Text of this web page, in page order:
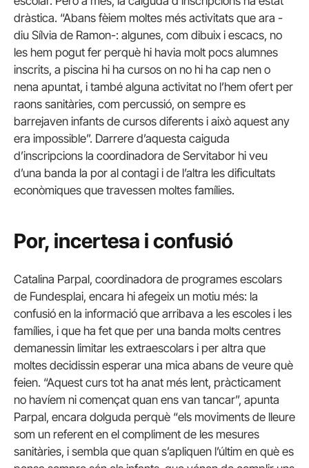
dràstica. “Abans fèiem moltes més activitats que ara -
diu Sílvia de Ramon-: algunes, com dibuix i escacs, no
les hem pogut fer perquè hi havia molt pocs alumnes
inscrits, a piscina hi ha cursos on no hi ha cap nen o
nena apuntat, i també alguna activitat no l’hem ofert per
raons sanitàries, com percussió, on sempre es
barrejaven infants de cursos diferents i això aquest any
era impossible”. Darrere d’aquesta caiguda
d’inscripcions la coordinadora de Servitabor hi veu
d’una banda la por al contagi i de l’altra les dificultats
econòmiques que travessen moltes famílies.
Por, incertesa i confusió
Catalina Parpal, coordinadora de programes escolars
de Fundesplai, encara hi afegeix un motiu més: la
confusió en la informació que arribava a les escoles i les
famílies, i que ha fet que per una banda molts centres
demanessin limitar les extraescolars i per altra que
moltes decidissin esperar una mica abans de veure què
feien. “Aquest curs tot ha anat més lent, pràcticament
no havíem ni començat quan ens van tancar”, apunta
Parpal, encara dolguda perquè “els moviments de lleure
som un referent en el compliment de les mesures
sanitàries, i sembla que quan s’apliquen l’últim en què es